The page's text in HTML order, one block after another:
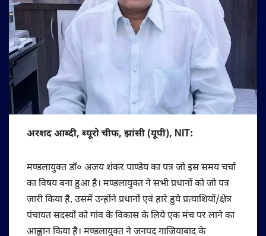
अरशद आब्दी, ब्यूरो चीफ, झांसी (यूपी), NIT:
मण्डलायुक्त डॉ० अजय शंकर पाण्डेय का पत्र जो इस समय चर्चा
का विषय बना हुआ है। मण्डलायुक्त ने सभी प्रधानों को जो पत्र
जारी किया है, उसमें उन्होंने प्रधानों एवं हारे हुये प्रत्याशियों/क्षेत्र
पंचायत सदस्यों को गांव के विकास के लिये एक मंच पर लाने का
आह्वान किया है। मण्डलायुक्त ने जनपद गाजियाबाद के